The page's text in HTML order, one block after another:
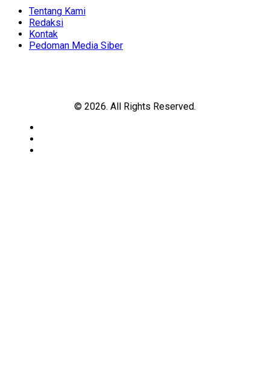
Tentang Kami
Redaksi
Kontak
Pedoman Media Siber
© 2026. All Rights Reserved.